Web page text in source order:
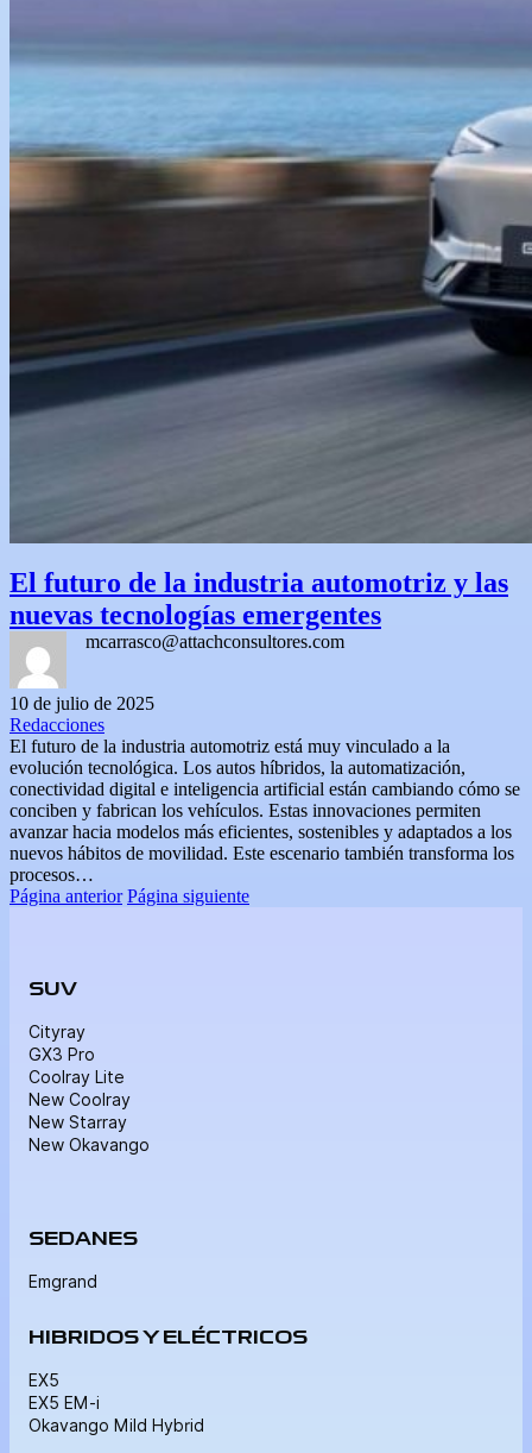
El futuro de la industria automotriz y las
nuevas tecnologías emergentes
mcarrasco@attachconsultores.com
10 de julio de 2025
Redacciones
El futuro de la industria automotriz está muy vinculado a la
evolución tecnológica. Los autos híbridos, la automatización,
conectividad digital e inteligencia artificial están cambiando cómo se
conciben y fabrican los vehículos. Estas innovaciones permiten
avanzar hacia modelos más eficientes, sostenibles y adaptados a los
nuevos hábitos de movilidad. Este escenario también transforma los
procesos…
Página anterior Página siguiente
SUV
Cityray
GX3 Pro
Coolray Lite
New Coolray
New Starray
New Okavango
SEDANES
Emgrand
HIBRIDOS Y ELÉCTRICOS
EX5
EX5 EM-i
Okavango Mild Hybrid